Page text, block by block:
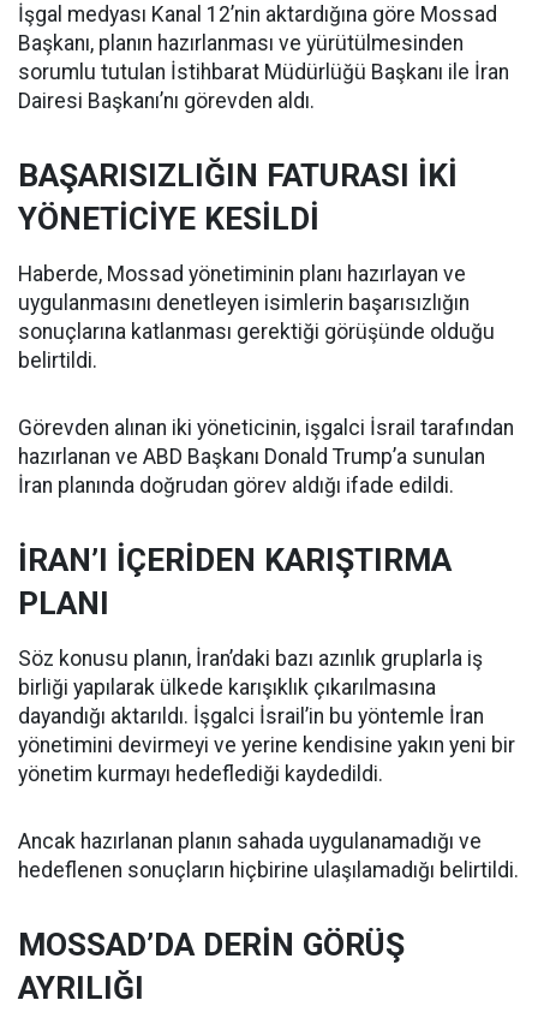
İşgal medyası Kanal 12’nin aktardığına göre Mossad
Başkanı, planın hazırlanması ve yürütülmesinden
sorumlu tutulan İstihbarat Müdürlüğü Başkanı ile İran
Dairesi Başkanı’nı görevden aldı.
BAŞARISIZLIĞIN FATURASI İKİ
YÖNETİCİYE KESİLDİ
Haberde, Mossad yönetiminin planı hazırlayan ve
uygulanmasını denetleyen isimlerin başarısızlığın
sonuçlarına katlanması gerektiği görüşünde olduğu
belirtildi.
Görevden alınan iki yöneticinin, işgalci İsrail tarafından
hazırlanan ve ABD Başkanı Donald Trump’a sunulan
İran planında doğrudan görev aldığı ifade edildi.
İRAN’I İÇERİDEN KARIŞTIRMA
PLANI
Söz konusu planın, İran’daki bazı azınlık gruplarla iş
birliği yapılarak ülkede karışıklık çıkarılmasına
dayandığı aktarıldı. İşgalci İsrail’in bu yöntemle İran
yönetimini devirmeyi ve yerine kendisine yakın yeni bir
yönetim kurmayı hedeflediği kaydedildi.
Ancak hazırlanan planın sahada uygulanamadığı ve
hedeflenen sonuçların hiçbirine ulaşılamadığı belirtildi.
MOSSAD’DA DERİN GÖRÜŞ
AYRILIĞI